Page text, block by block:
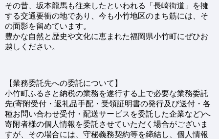
その昔、坂本龍馬も往来したといわれる「長崎街道」を擁
する交通要衝の地であり、今も小竹地区のまち筋には、そ
の面影を留めています。
豊かな自然と歴史や文化に恵まれた福岡県小竹町にぜひお
越しください。
【業務委託先への委託について】
小竹町ふるさと納税の業務を遂行する上で必要な業務委託
先(寄附受付・返礼品手配・受領証明書の発行及び送付・各
種お問い合わせ受付・配送サービスを委託した企業など)へ
寄附者様の個人情報を委託させていただく場合がございま
すが、その場合には、守秘義務契約等を締結し、個人情報